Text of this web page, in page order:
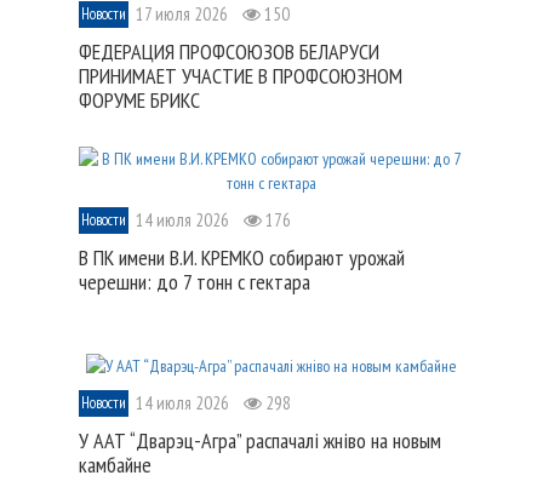
Новости 17 июля 2026 150
ФЕДЕРАЦИЯ ПРОФСОЮЗОВ БЕЛАРУСИ
ПРИНИМАЕТ УЧАСТИЕ В ПРОФСОЮЗНОМ
ФОРУМЕ БРИКС
Новости 14 июля 2026 176
В ПК имени В.И. КРЕМКО собирают урожай
черешни: до 7 тонн с гектара
Новости 14 июля 2026 298
У ААТ “Дварэц-Агра” распачалі жніво на новым
камбайне